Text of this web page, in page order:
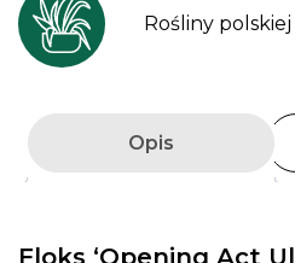
Rośliny
Opis
Floks ‘Opening Act